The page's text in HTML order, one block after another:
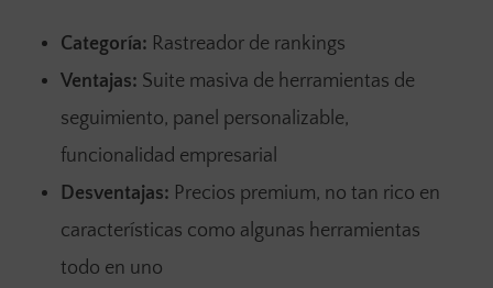
Categoría: Rastreador de rankings
Ventajas: Suite masiva de herramientas de
seguimiento, panel personalizable,
funcionalidad empresarial
Desventajas: Precios premium, no tan rico en
características como algunas herramientas
todo en uno